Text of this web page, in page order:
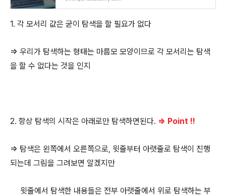
1. 각 모서리 값은 굳이 탐색을 할 필요가 없다
=> 우리가 탐색하는 형태는 마름모 모양이므로 각 모서리는 탐색
을 할 수 없다는 것을 인지
2. 항상 탐색의 시작은 아래로만 탐색하면된다. => Point !!
=> 탐색은 왼쪽에서 오른쪽으로, 윗줄부터 아랫줄로 탐색이 진행
되는데 그림을 그려보면 알겠지만
윗줄에서 탐색한 내용들은 전부 아랫줄에서 위로 탐색하는 부